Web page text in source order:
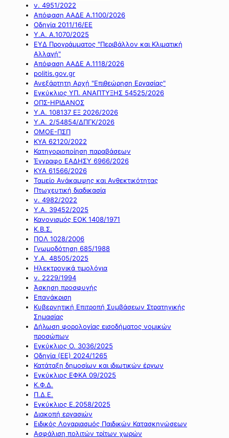
ν. 4951/2022
Απόφαση ΑΑΔΕ Α.1100/2026
Οδηγία 2011/16/ΕΕ
Υ.Α. Α.1070/2025
ΕΥΔ Προγράμματος "Περιβάλλον και Κλιματική
Αλλαγή"
Απόφαση ΑΑΔΕ Α.1118/2026
politis.gov.gr
Ανεξάρτητη Αρχή "Επιθεώρηση Εργασίας"
Εγκύκλιος ΥΠ. ΑΝΑΠΤΥΞΗΣ 54525/2026
ΟΠΣ-ΗΡΙΔΑΝΟΣ
Υ.Α. 108137 ΕΞ 2026/2026
Υ.Α. 2/54854/ΔΠΓΚ/2026
ΟΜΟΕ-ΠΣΠ
ΚΥΑ 62120/2022
Κατηγοριοποίηση παραβάσεων
Έγγραφο ΕΑΔΗΣΥ 6966/2026
ΚΥΑ 61566/2026
Ταμείο Ανάκαμψης και Ανθεκτικότητας
Πτωχευτική διαδικασία
ν. 4982/2022
Υ.Α. 39452/2025
Κανονισμός ΕΟΚ 1408/1971
Κ.Β.Σ.
ΠΟΛ 1028/2006
Γνωμοδότηση 685/1988
Υ.Α. 48505/2025
Ηλεκτρονικά τιμολόγια
ν. 2229/1994
Άσκηση προσφυγής
Επανάκριση
Κυβερνητική Επιτροπή Συμβάσεων Στρατηγικής
Σημασίας
Δήλωση φορολογίας εισοδήματος νομικών
προσώπων
Εγκύκλιος Ο. 3036/2025
Οδηγία (ΕΕ) 2024/1265
Κατάταξη δημοσίων και ιδιωτικών έργων
Εγκύκλιος ΕΦΚΑ 09/2025
Κ.Φ.Δ.
Π.Δ.Ε.
Εγκύκλιος Ε.2058/2025
Διακοπή εργασιών
Ειδικός Λογαριασμός Παιδικών Κατασκηνώσεων
Ασφάλιση πολιτών τρίτων χωρών